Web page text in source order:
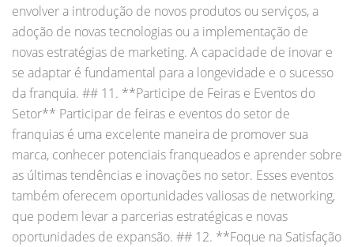
envolver a introdução de novos produtos ou serviços, a
adoção de novas tecnologias ou a implementação de
novas estratégias de marketing. A capacidade de inovar e
se adaptar é fundamental para a longevidade e o sucesso
da franquia. ## 11. **Participe de Feiras e Eventos do
Setor** Participar de feiras e eventos do setor de
franquias é uma excelente maneira de promover sua
marca, conhecer potenciais franqueados e aprender sobre
as últimas tendências e inovações no setor. Esses eventos
também oferecem oportunidades valiosas de networking,
que podem levar a parcerias estratégicas e novas
oportunidades de expansão. ## 12. **Foque na Satisfação